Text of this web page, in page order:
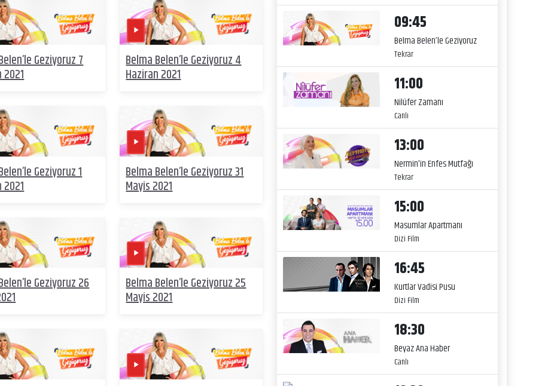
Geziyoruz 7 Belma Belen’le Geziyoruz 4
Haziran 2021
Geziyoruz 1 Belma Belen’le Geziyoruz 31
Mayis 2021
Geziyoruz 26 Belma Belen’le Geziyoruz 25
Mayis 2021
09:45
Belma Belen’le Geziyoruz
Tekrar
11:00
Nilüfer Zamanı
Canlı
13:00
Nermin'in Enfes Mutfağı
Tekrar
15:00
Masumlar Apartmanı
Dizi Film
16:45
Kurtlar Vadisi Pusu
Dizi Film
18:30
Beyaz Ana Haber
Canlı